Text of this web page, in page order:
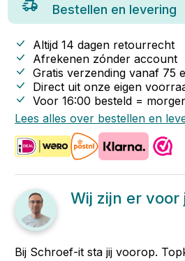
Bestellen en levering
Altijd 14 dagen retourrecht
Afrekenen zónder account
Gratis verzending vanaf 75
Direct uit onze eigen
Voor 16:00 besteld =
Lees alles over bestellen en
Wij zijn er voor
Bij Schroef-it sta jij voorop.